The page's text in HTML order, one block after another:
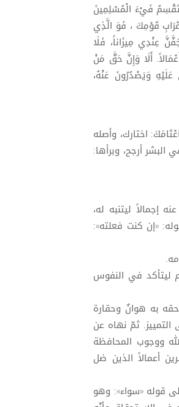
فَيْءَ الْمُسْلِمِينَ
قَوْمِكَ ، فَوَ الَّذِي
عِنْدِي مِيزَاناً، فَلَا
أَلَا وَإِنَّ حَقَّ مَنْ
وَيَصْدُرُونَ عَنْهُ،
اختارك، وأصله
أرجح، وبرأها:
إجمالاً ليتنبه له،
«إن كنت فعلته»:
ليتأكد في النفوس
به هوانٌ وحقارة
ثمّ نهاه عن
ووجوب المحافظة
أعمالاً الذين ضل
قوله «سواء»: وهو